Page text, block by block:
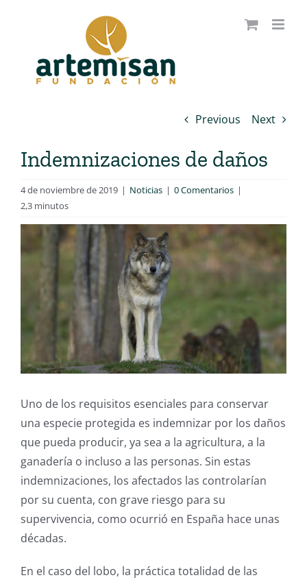
Previous Next
Indemnizaciones de daños
4 de noviembre de 2019 | Noticias | 0 Comentarios |
2,3 minutos
Uno de los requisitos esenciales para conservar
una especie protegida es indemnizar por los daños
que pueda producir, ya sea a la agricultura, a la
ganadería o incluso a las personas. Sin estas
indemnizaciones, los afectados las controlarían
por su cuenta, con grave riesgo para su
supervivencia, como ocurrió en España hace unas
décadas.
En el caso del lobo, la práctica totalidad de las